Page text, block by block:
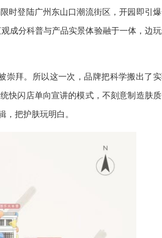
时登陆广州东山口潮流街区，开园即引
成分科普与产品实景体验融于一体，边
拜。所以这一次，品牌把科学搬出了
快闪店单向宣讲的模式，不刻意制造肤
把护肤玩明白。